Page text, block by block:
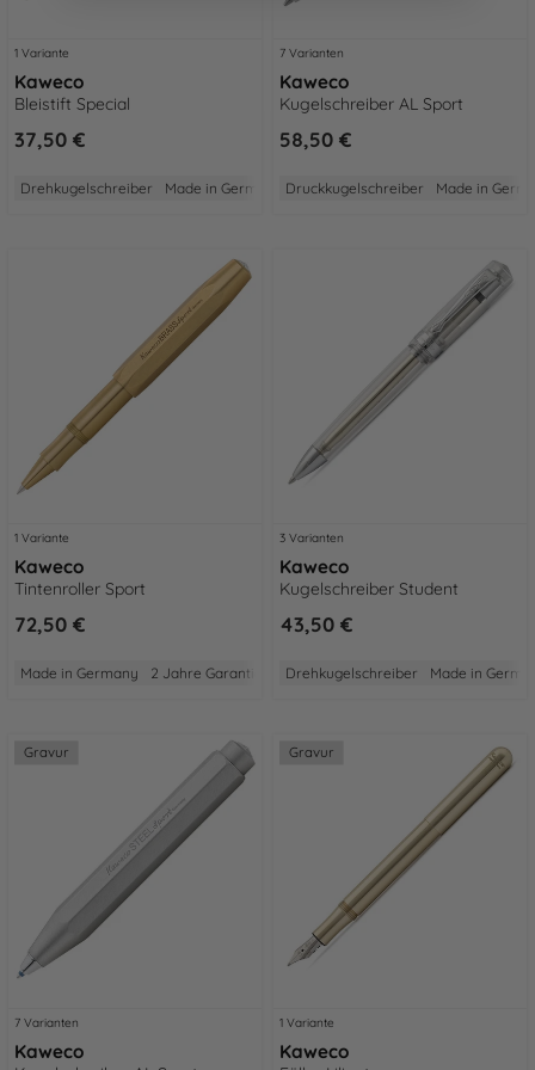
1 Variante
Kaweco
Bleistift Special
37,50 €
Drehkugelschreiber Made in Germany 2 Jahre Garantie Aus Aluminium
7 Varianten
Kaweco
Kugelschreiber AL Sport
58,50 €
Druckkugelschreiber Made in
1 Variante
Kaweco
Tintenroller Sport
72,50 €
Made in Germany 2 Jahre Garantie Aus Aluminium Gewicht: Mittel
3 Varianten
Kaweco
Kugelschreiber Student
43,50 €
Drehkugelschreiber Made in
Gravur
7 Varianten
Kaweco
Gravur
1 Variante
Kaweco